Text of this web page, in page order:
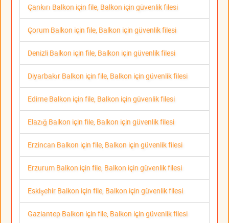
Çankırı Balkon için file, Balkon için güvenlik filesi
Çorum Balkon için file, Balkon için güvenlik filesi
Denizli Balkon için file, Balkon için güvenlik filesi
Diyarbakır Balkon için file, Balkon için güvenlik filesi
Edirne Balkon için file, Balkon için güvenlik filesi
Elazığ Balkon için file, Balkon için güvenlik filesi
Erzincan Balkon için file, Balkon için güvenlik filesi
Erzurum Balkon için file, Balkon için güvenlik filesi
Eskişehir Balkon için file, Balkon için güvenlik filesi
Gaziantep Balkon için file, Balkon için güvenlik filesi